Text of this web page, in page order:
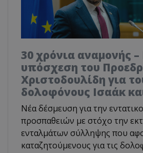
30 χρόνια αναμονής –
υπόσχεση του
Χριστοδουλίδη για
δολοφόνους Ισαάκ
Νέα δέσμευση για την
προσπαθειών με στόχο την
ενταλμάτων σύλληψης που
καταζητούμενους για τις